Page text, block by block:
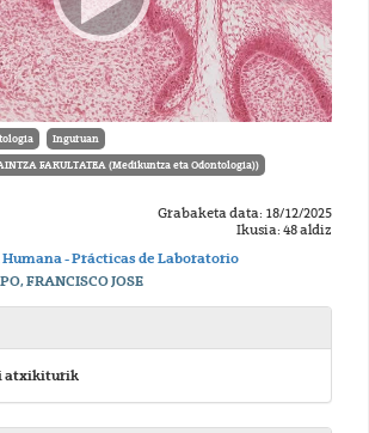
Inguruan
FAKULTATEA (Medikuntza eta Odontologia))
Grabaketa data: 18/12/2025
Ikusia: 48 aldiz
- Prácticas de Laboratorio
FRANCISCO JOSE
atxikiturik